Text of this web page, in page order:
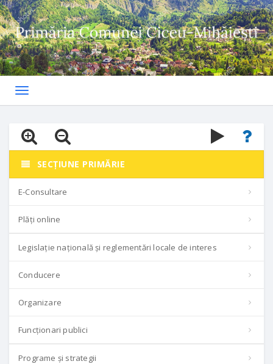
Toggle
SECȚIUNE PRIMĂRIE
E-Consultare
Plăți online
Legislație națională și reglementări locale de interes
Conducere
Organizare
Funcționari publici
Programe și strategii